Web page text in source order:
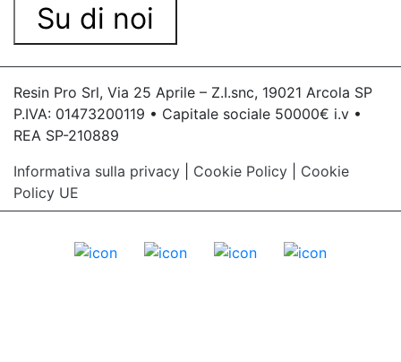
Su di noi
Resin Pro Srl, Via 25 Aprile – Z.I.snc, 19021 Arcola SP
P.IVA: 01473200119 • Capitale sociale 50000€ i.v •
REA SP-210889
Informativa sulla privacy
Cookie Policy
Cookie
Policy UE